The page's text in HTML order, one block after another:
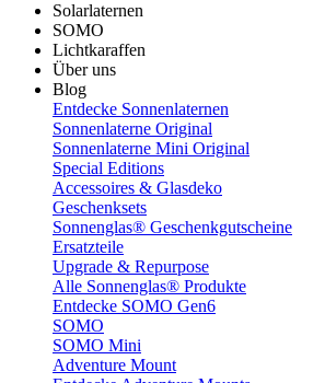
Solarlaternen
SOMO
Lichtkaraffen
Über uns
Blog
Entdecke Sonnenlaternen
Sonnenlaterne Original
Sonnenlaterne Mini Original
Special Editions
Accessoires & Glasdeko
Geschenksets
Sonnenglas® Geschenkgutscheine
Ersatzteile
Upgrade & Repurpose
Alle Sonnenglas® Produkte
Entdecke SOMO Gen6
SOMO
SOMO Mini
Adventure Mount